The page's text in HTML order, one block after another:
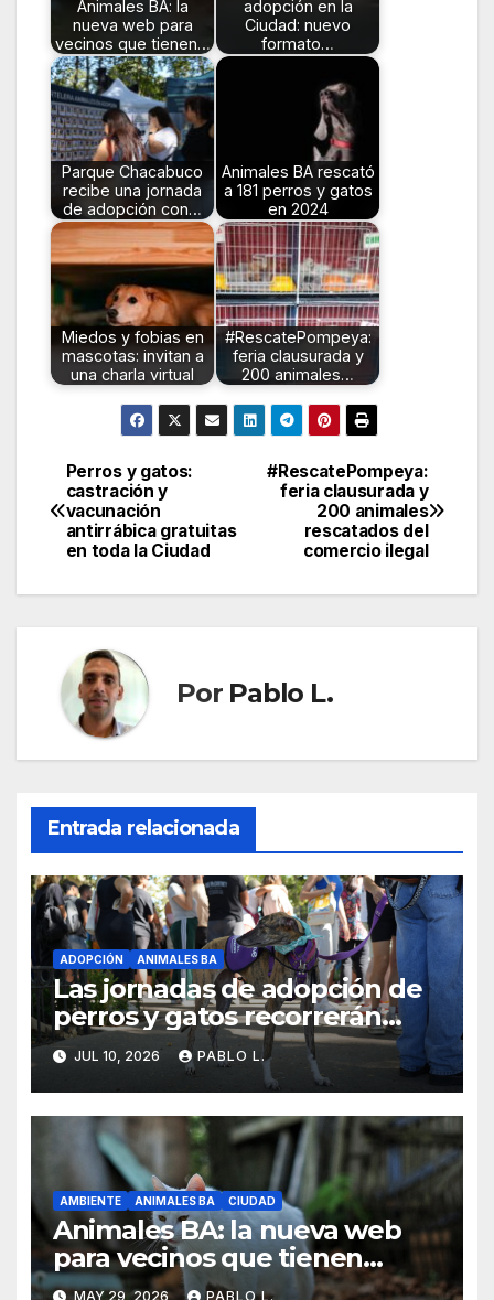
Animales BA: la
nueva web para
vecinos que tienen…
adopción en la
Ciudad: nuevo
formato…
Parque Chacabuco
recibe una jornada
de adopción con…
Animales BA rescató
a 181 perros y gatos
en 2024
Miedos y fobias en
mascotas: invitan a
una charla virtual
#RescatePompeya:
feria clausurada y
200 animales…
Navegación
de
#RescatePompeya:
feria clausurada y
200 animales
rescatados del
comercio ilegal
Perros y gatos:
castración y
vacunación
antirrábica gratuitas
en toda la Ciudad
Por Pablo L.
Entrada relacionada
ADOPCIÓN ANIMALES BA
Las jornadas de adopción de
perros y gatos recorrerán
distintos barrios con
actividades todos los sábados
JUL 10, 2026 PABLO L.
AMBIENTE ANIMALES BA CIUDAD
Animales BA: la nueva web
para vecinos que tienen
perros y gatos en la Ciudad
MAY 29, 2026 PABLO L.